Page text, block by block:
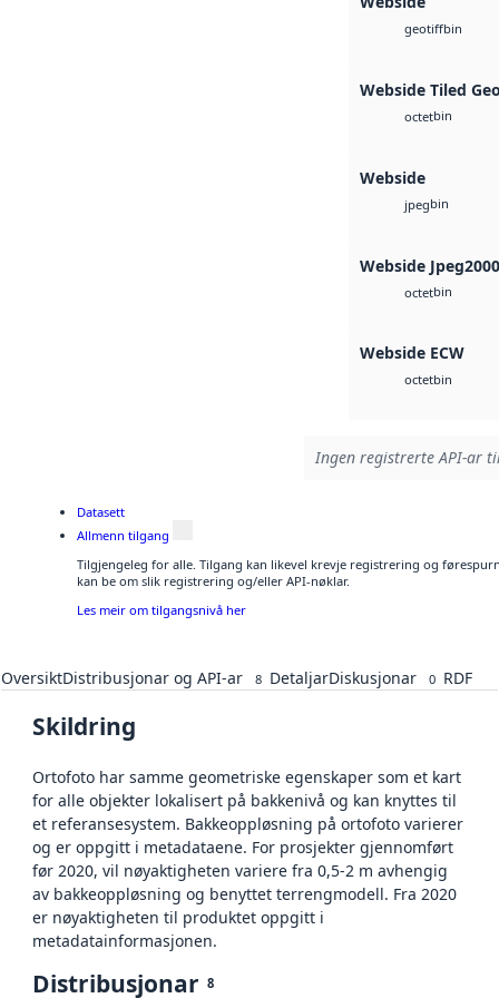
geotiffbin
Webside Tiled
octetbin
Webside
jpegbin
Webside Jpeg2000
octetbin
Webside ECW
octetbin
Ingen registrerte API-ar
Datasett
Allmenn tilgang
Tilgjengeleg for alle. Tilgang kan likevel krevje registrering og
kan be om slik registrering og/eller API-nøklar.
Les meir om tilgangsnivå her
OversiktDistribusjonar og API-ar 8 DetaljarDiskusjonar 0 RDF
Skildring
Ortofoto har samme geometriske egenskaper som et kart
for alle objekter lokalisert på bakkenivå og kan knyttes til
et referansesystem. Bakkeoppløsning på ortofoto varierer
og er oppgitt i metadataene. For prosjekter gjennomført
før 2020, vil nøyaktigheten variere fra 0,5-2 m avhengig
av bakkeoppløsning og benyttet terrengmodell. Fra 2020
er nøyaktigheten til produktet oppgitt i
metadatainformasjonen.
Distribusjonar 8